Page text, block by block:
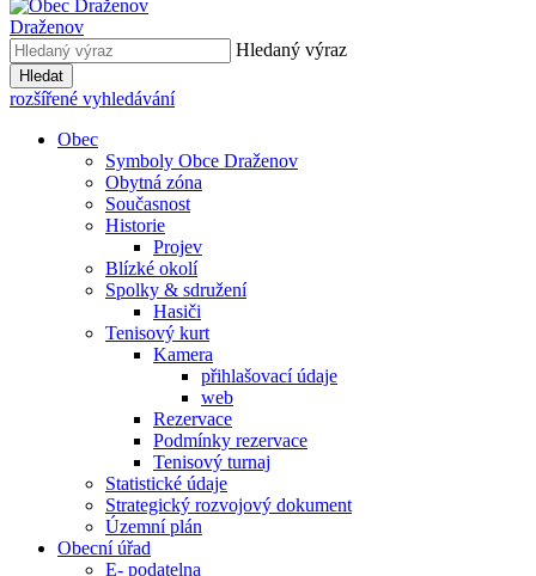
Draženov
Hledaný výraz
Hledat
rozšířené vyhledávání
Obec
Symboly Obce Draženov
Obytná zóna
Současnost
Historie
Projev
Blízké okolí
Spolky & sdružení
Hasiči
Tenisový kurt
Kamera
přihlašovací údaje
web
Rezervace
Podmínky rezervace
Tenisový turnaj
Statistické údaje
Strategický rozvojový dokument
Územní plán
Obecní úřad
E- podatelna